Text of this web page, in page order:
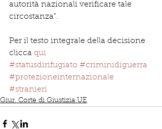
autorità nazionali verificare tale
circostanza".
Per il testo integrale della decisione
clicca qui
#statusdirifugiato #criminidiguerra
#protezioneinternazionale
#stranieri
Giur. Corte di Giustizia UE